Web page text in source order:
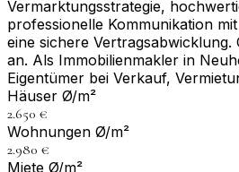
Vermarktungsstrategie,
professionelle Kommunikation
eine sichere
an. Als Immobilienmakler in
Eigentümer bei Verkauf,
Häuser Ø/m²
2.650 €
Wohnungen Ø/m²
2.980 €
Miete Ø/m²